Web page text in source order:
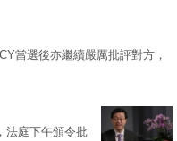
當選後亦繼續嚴厲批評對方，
法庭下午頒令批